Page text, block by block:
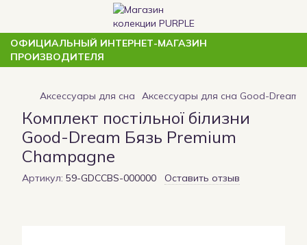
ОФИЦИАЛЬНЫЙ ИНТЕРНЕТ-МАГАЗИН
ПРОИЗВОДИТЕЛЯ
Аксессуары для сна Аксессуары для сна Good-Dream
Комплект постільної білизни
Good-Dream Бязь Premium
Champagne
Артикул: 59-GDCCBS-000000 Оставить отзыв